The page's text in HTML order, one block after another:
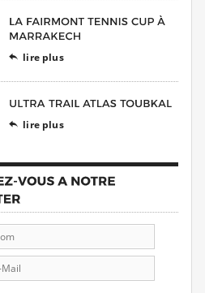
 lire plus
 lire plus